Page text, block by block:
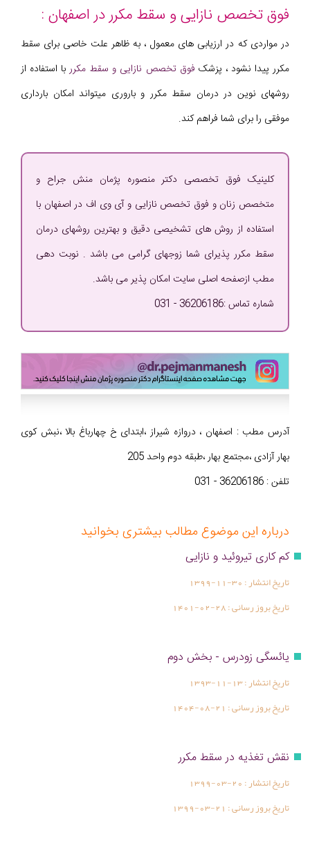
فوق تخصص نازایی و سقط مکرر در اصفهان :
در مواردی که در ارزیابی های معمول ، به ظاهر علت خاصی برای سقط
مکرر پیدا نشود ، پزشک فوق تخصص نازایی و سقط مکرربا استفاده از
روشهای نوین در درمان سقط مکرر و باروری میتواند امکان بارداری
موفقی را برای شما فراهم کند.
کلینیک فوق تخصصی دکتر منصوره پژمان منش جراح و
متخصص زنان و فوق تخصص نازایی و آی وی اف در اصفهان با
استفاده از روش های تشخیصی دقیق و بهترین روشهای درمان
سقط مکرر پذیرای شما زوجهای گرامی می باشد . نوبت دهی
مطب ازصفحه اصلی سایت امکان پذیر می باشد.
شماره تماس :36206186 - 031
آدرس مطب : اصفهان ، دروازه شیراز ،ابتدای خ چهارباغ بالا ،نبش کوی
بهار آزادی ،مجتمع بهار ،طبقه دوم واحد 205
تلفن : 36206186 - 031
درباره این موضوع مطالب بیشتری بخوانید
کم کاری تیروئید و نازایی
تاریخ انتشار :1399-11-30
تاریخ بروز رسانی :1401-02-28
یائسگی زودرس - بخش دوم
تاریخ انتشار :1393-11-13
تاریخ بروز رسانی : 1404-08-21
نقش تغذیه در سقط مکرر
تاریخ انتشار :1399-03-20
تاریخ بروز رسانی : 1399-03-21